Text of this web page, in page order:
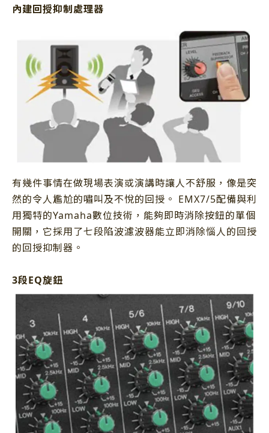
內建回授抑制處理器
有幾件事情在做現場表演或演講時讓人不舒服，像是突
然的令人尷尬的嘯叫及不悅的回授。 EMX7/5配備與利
用獨特的Yamaha數位技術，能夠即時消除按鈕的單個
開關，它採用了七段陷波濾波器能立即消除惱人的回授
的回授抑制器。
3段EQ旋鈕